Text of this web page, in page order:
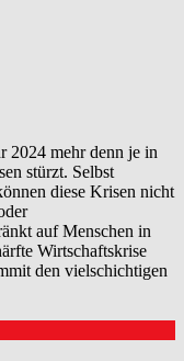
2024 mehr denn je in
stürzt. Selbst
diese Krisen nicht
auf Menschen in
Wirtschaftskrise
den vielschichtigen